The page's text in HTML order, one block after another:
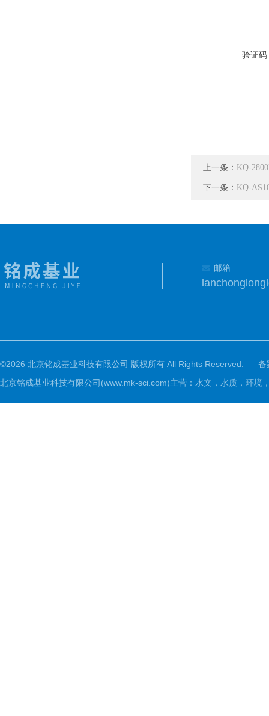
验证码
上一条： KQ-
下一条： KQ-
邮箱
©2026 北京铭成基业科技有限公司 版权所有 All Rights Reserved.
备
北京铭成基业科技有限公司(www.mk-sci.com)主营：水文，水质，环境